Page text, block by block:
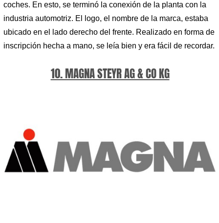
coches. En esto, se terminó la conexión de la planta con la
industria automotriz. El logo, el nombre de la marca, estaba
ubicado en el lado derecho del frente. Realizado en forma de
inscripción hecha a mano, se leía bien y era fácil de recordar.
10. MAGNA STEYR AG & CO KG